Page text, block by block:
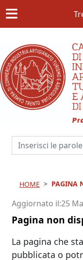
≡
HOME PAGINA
Aggiornato il 25
Pagina non
La pagina che
pubblicata o